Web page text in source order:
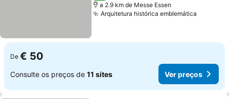
a 2.9 km de Messe Essen
Arquitetura histórica emblemática
De € 50
Consulte os preços de 11 sites Ver preços